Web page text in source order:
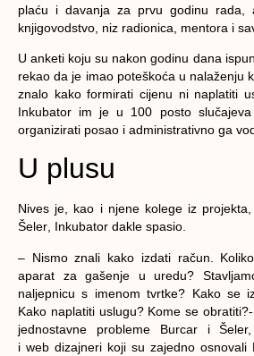
plaću i davanja za prvu godinu rada,
knjigovodstvo, niz radionica, mentora i
U anketi koju su nakon godinu dana
rekao da je imao poteškoća u nalaženju
znalo kako formirati cijenu ni naplatiti
Inkubator im je u 100 posto
organizirati posao i administrativno ga
U plusu
Nives je, kao i njene kolege iz projekta,
Šeler, Inkubator dakle spasio.
– Nismo znali kako izdati račun.
aparat za gašenje u uredu?
naljepnicu s imenom tvrtke? Kako se
Kako naplatiti uslugu? Kome se
jednostavne probleme Burcar i
i web dizajneri koji su zajedno osnovali